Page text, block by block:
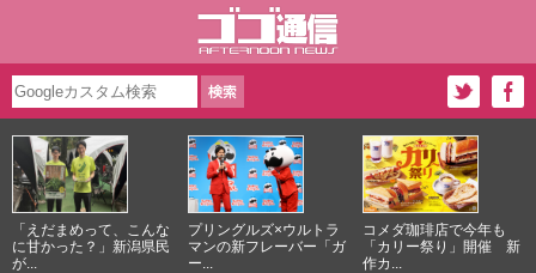
「えだまめって、こんな
に甘かった？」新潟県民
が...
プリングルズ×ウルトラ
マンの新フレーバー「ガ
ー...
コメダ珈琲店で今年も
「カリー祭り」開催 新
作カ...